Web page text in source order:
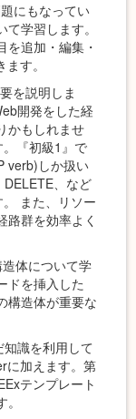
にもなってい
学習します。
を追加・編集・
す。
を説明しま
開発をした経
かもしれませ
『初級1』で
verb)しか扱い
、など
また、リソー
路群を効率よく
体について学
ドを挿入した
構造体が重要な
識を利用して
に加えます。第
テンプレート